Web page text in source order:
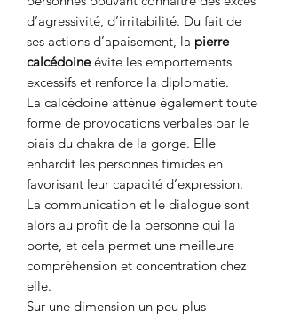
d’agressivité, d’irritabilité. Du fait de
ses actions d’apaisement, la pierre
calcédoineévite les emportements
excessifs et renforce la diplomatie.
La calcédoine atténue également toute
forme de provocations verbales par le
biais du chakra de la gorge. Elle
enhardit les personnes timides en
favorisant leur capacité d’expression.
La communication et le dialogue sont
alors au profit de la personne qui la
porte, et cela permet une meilleure
compréhension et concentration chez
elle.
Sur une dimension un peu plus